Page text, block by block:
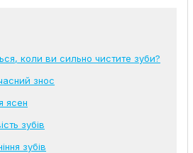
коли ви сильно чистите зуби?
знос
ясен
зубів
зубів